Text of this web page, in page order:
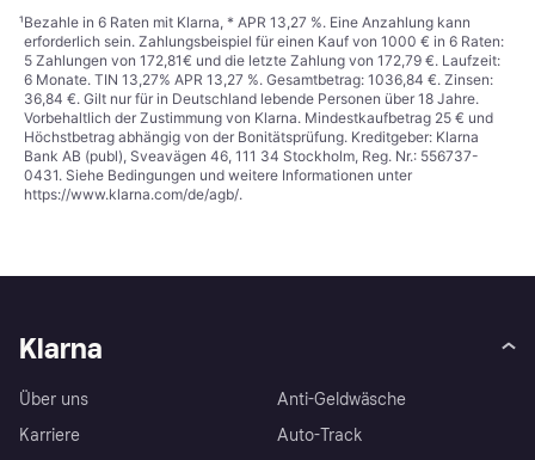
¹Bezahle in 6 Raten mit Klarna, * APR 13,27 %. Eine Anzahlung kann
erforderlich sein. Zahlungsbeispiel für einen Kauf von 1000 € in 6 Raten:
5 Zahlungen von 172,81€ und die letzte Zahlung von 172,79 €. Laufzeit:
6 Monate. TIN 13,27% APR 13,27 %. Gesamtbetrag: 1036,84 €. Zinsen:
36,84 €. Gilt nur für in Deutschland lebende Personen über 18 Jahre.
Vorbehaltlich der Zustimmung von Klarna. Mindestkaufbetrag 25 € und
Höchstbetrag abhängig von der Bonitätsprüfung. Kreditgeber: Klarna
Bank AB (publ), Sveavägen 46, 111 34 Stockholm, Reg. Nr.: 556737-
0431. Siehe Bedingungen und weitere Informationen unter
https://www.klarna.com/de/agb/.
Klarna
Über uns
Karriere
Anti-Geldwäsche
Auto-Track